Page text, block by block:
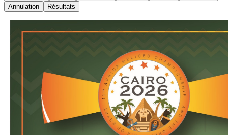
Annulation
Résultats